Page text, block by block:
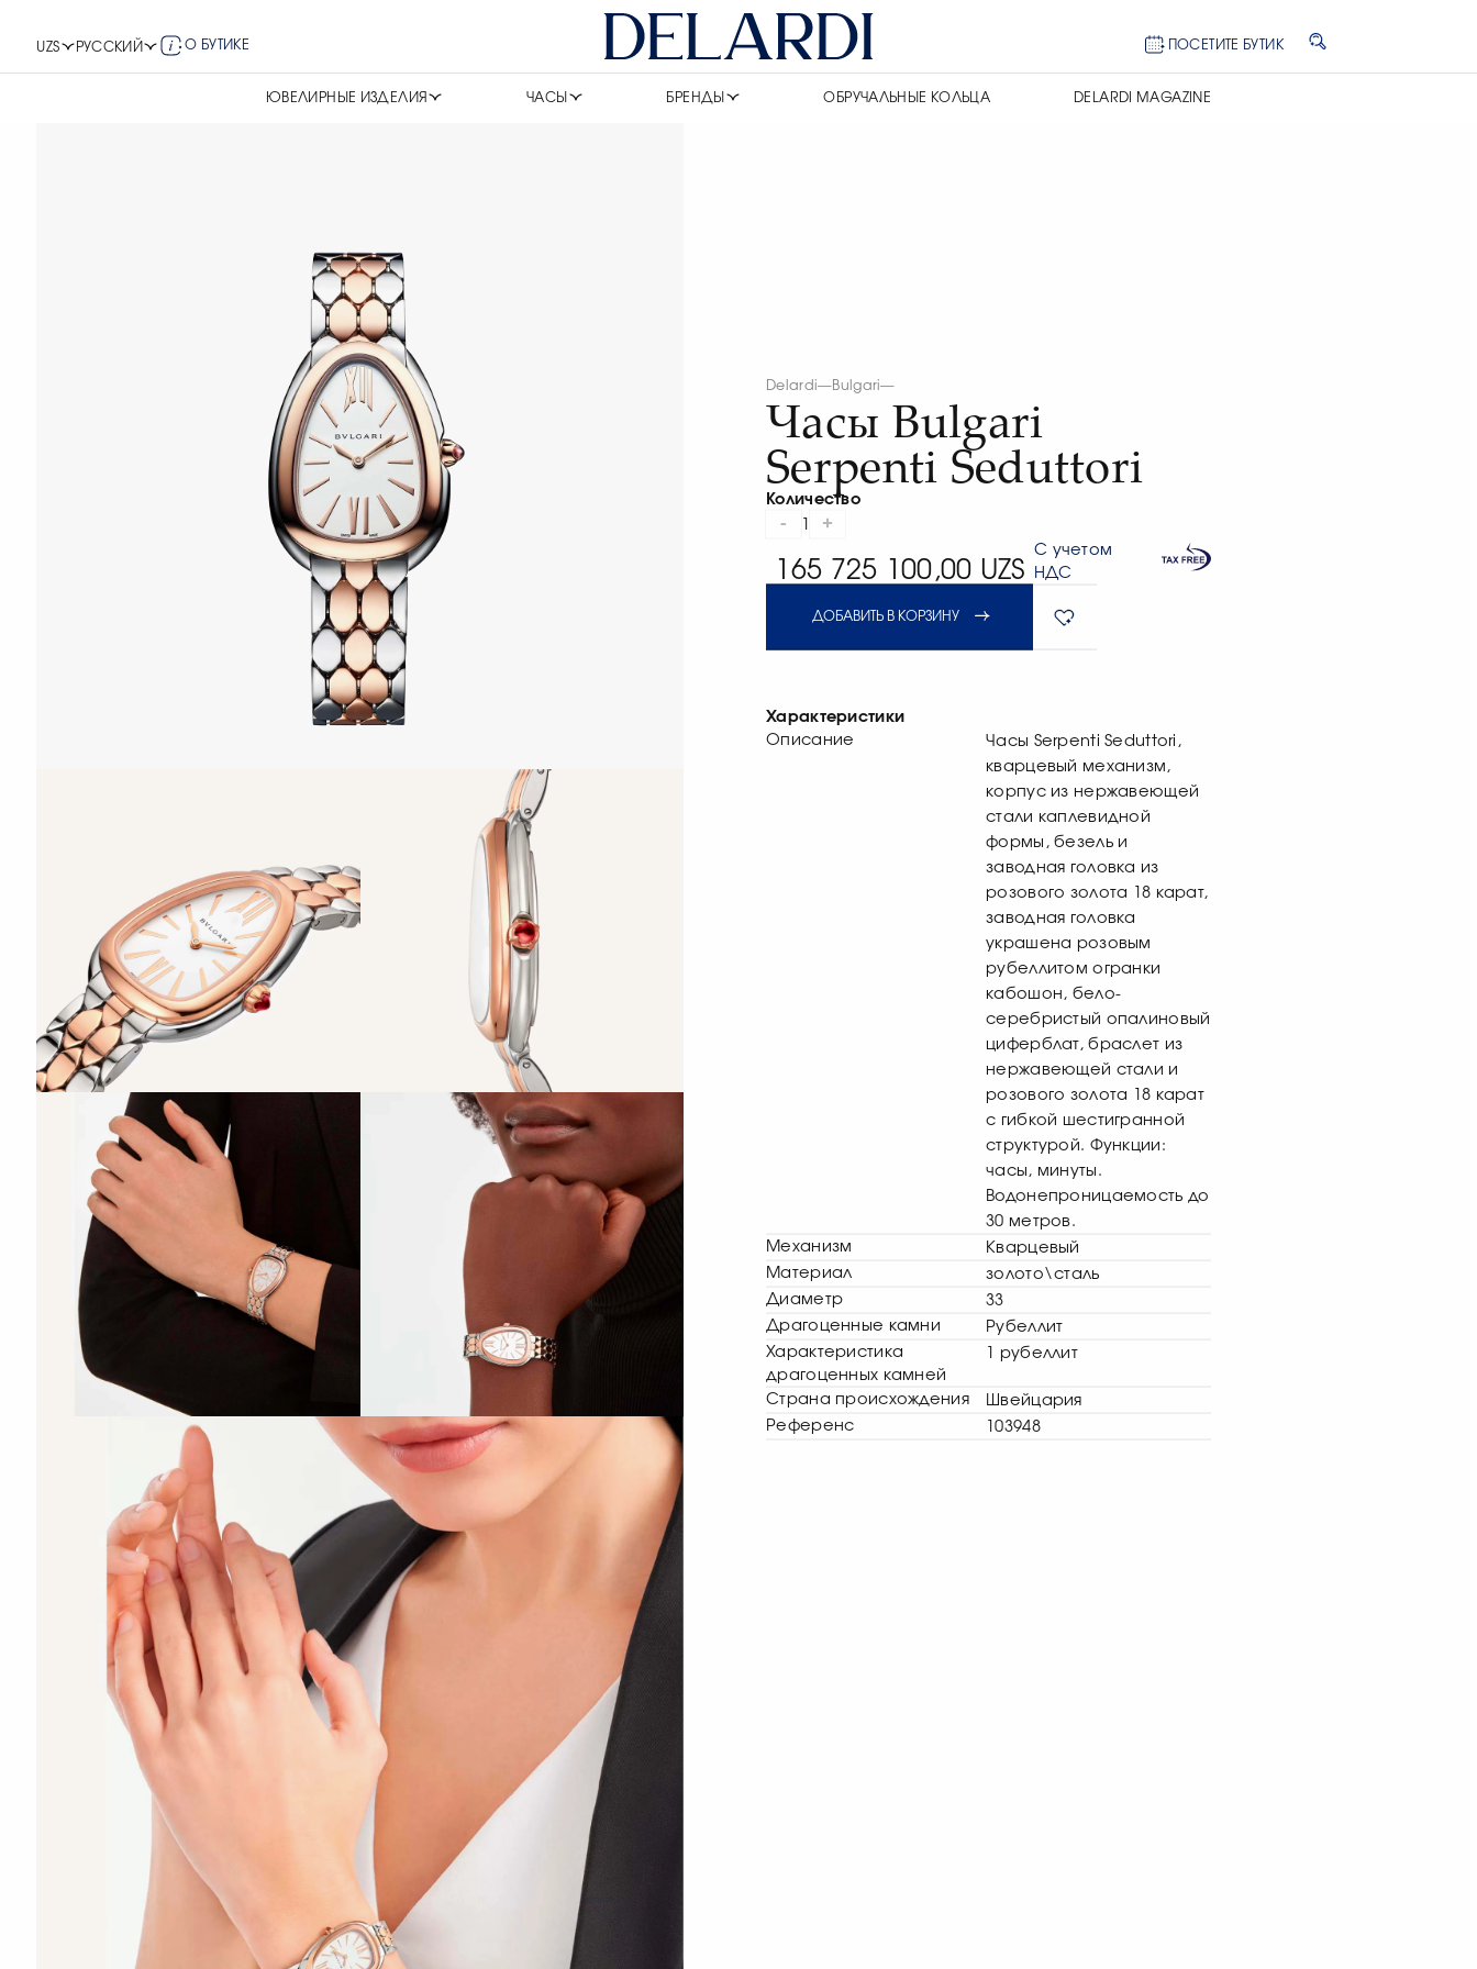
UZS РУССКИЙ О БУТИКЕ ПОСЕТИТЕ БУТИК
ЮВЕЛИРНЫЕ ИЗДЕЛИЯ ЧАСЫ БРЕНДЫ ОБРУЧАЛЬНЫЕ КОЛЬЦА DELARDI MAGAZINE
Delardi—Bulgari—
Часы Bulgari
Serpenti Seduttori
Количество
- 1 +
165 725 100,00 UZS
С учетом
НДС
ДОБАВИТЬ В КОРЗИНУ
Характеристики
Описание
Часы Serpenti Seduttori,
кварцевый механизм,
корпус из нержавеющей
стали каплевидной
формы, безель и
заводная головка из
розового золота 18 карат,
заводная головка
украшена розовым
рубеллитом огранки
кабошон, бело-
серебристый опалиновый
циферблат, браслет из
нержавеющей стали и
розового золота 18 карат
с гибкой шестигранной
структурой. Функции:
часы, минуты.
Водонепроницаемость до
30 метров.
Механизм
Кварцевый
Материал
золото\сталь
Диаметр
33
Драгоценные камни
Рубеллит
Характеристика
драгоценных камней
1 рубеллит
Страна происхождения
Швейцария
Референс
103948